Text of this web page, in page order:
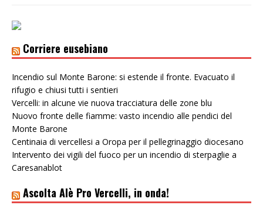
Corriere eusebiano
Incendio sul Monte Barone: si estende il fronte. Evacuato il
rifugio e chiusi tutti i sentieri
Vercelli: in alcune vie nuova tracciatura delle zone blu
Nuovo fronte delle fiamme: vasto incendio alle pendici del
Monte Barone
Centinaia di vercellesi a Oropa per il pellegrinaggio diocesano
Intervento dei vigili del fuoco per un incendio di sterpaglie a
Caresanablot
Ascolta Alè Pro Vercelli, in onda!